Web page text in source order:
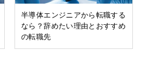
半導体エンジニアから転職する
なら？辞めたい理由とおすすめ
の転職先